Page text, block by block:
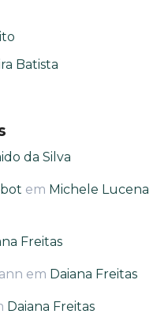
Batista
da Silva
em Michele Lucena
Freitas
em Daiana Freitas
Daiana Freitas